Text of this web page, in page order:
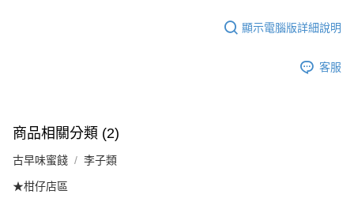
顯示電腦版詳細說明
客服
商品相關分類 (2)
古早味蜜餞 李子類
★柑仔店區